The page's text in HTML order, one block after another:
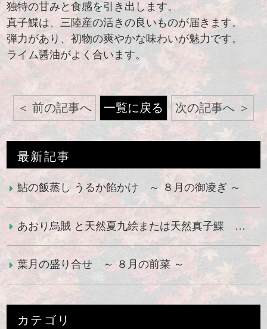
独特の甘みと食感を引き出します。
真子鰈は、三陸産の活きの良いものが届きます。
弾力があり、初物の爽やかな味わいが魅力です。
ライム醤油がよく合います。
前の記事へ 一覧に戻る 次の記事へ
最新記事
鮎の飯蒸し うるか餡かけ ～ ８月の御凌ぎ ～
あおり烏賊 と天然夏九絵または天然真子鰈 ～ ８月の御造り ～
葉月の盛り合せ ～ ８月の前菜 ～
カテゴリ